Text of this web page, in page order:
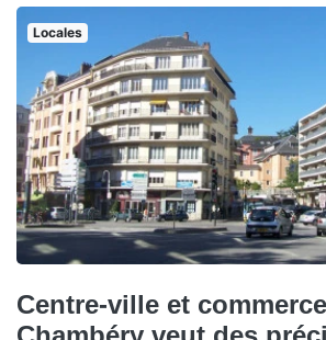
Locales
Centre-ville et